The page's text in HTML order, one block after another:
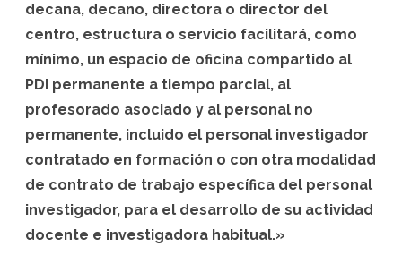
decana, decano, directora o director del
centro, estructura o servicio facilitará, como
mínimo, un espacio de oficina compartido al
PDI permanente a tiempo parcial, al
profesorado asociado y al personal no
permanente, incluido el personal investigador
contratado en formación o con otra modalidad
de contrato de trabajo específica del personal
investigador, para el desarrollo de su actividad
docente e investigadora habitual.»